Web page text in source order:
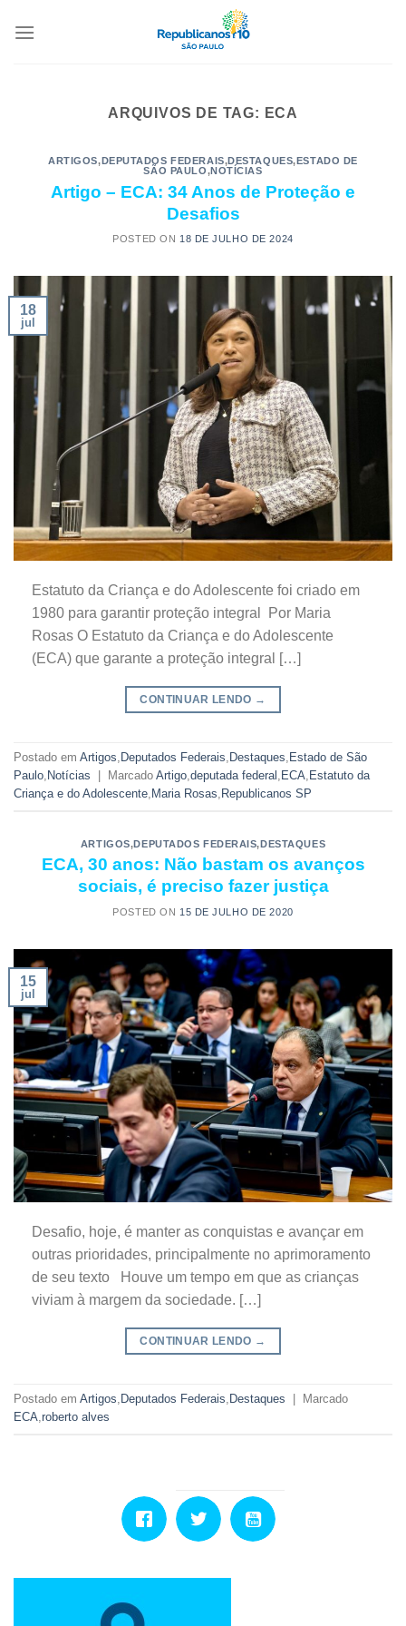
ARQUIVOS DE TAG: ECA
ARTIGOS,DEPUTADOS FEDERAIS,DESTAQUES,ESTADO DE
SÃO PAULO,NOTÍCIAS
Artigo – ECA: 34 Anos de Proteção e
Desafios
POSTED ON 18 DE JULHO DE 2024
18
jul
Estatuto da Criança e do Adolescente foi criado em
1980 para garantir proteção integral Por Maria
Rosas O Estatuto da Criança e do Adolescente
(ECA) que garante a proteção integral […]
CONTINUAR LENDO →
Postado em Artigos, Deputados Federais, Destaques, Estado de São
Paulo, Notícias Marcado Artigo,deputada federal , ECA, Estatuto da
Criança e do Adolescente, Maria Rosas, Republicanos SP
ARTIGOS,DEPUTADOS FEDERAIS,DESTAQUES
ECA, 30 anos: Não bastam os avanços
sociais, é preciso fazer justiça
POSTED ON 15 DE JULHO DE 2020
15
jul
Desafio, hoje, é manter as conquistas e avançar em
outras prioridades, principalmente no aprimoramento
de seu texto Houve um tempo em que as crianças
viviam à margem da sociedade. […]
CONTINUAR LENDO →
Postado em Artigos, Deputados Federais, Destaques
Marcado
ECA,roberto alves